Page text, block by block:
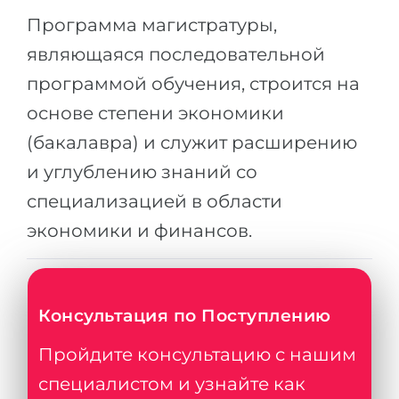
Примеры вакансий
КАРЬЕРНОЕ ОРИЕНТИРОВАНИЕ
Тест Голланда
Тест Карта Интересов
Успех
100%
ПОСТУПАЕМ НА...
Медицина
Инженерия
Менеджмент
Другая специальность
ПОСТУПАЕМ ИЗ...
Россия
Казахстан
Азербайджан
Армения
Программа магистратуры,
являющаяся последовательной
программой обучения, строится на
основе степени экономики
(бакалавра) и служит расширению
и углублению знаний со
специализацией в области
экономики и финансов.
Консультация по Поступлению
Пройдите консультацию с нашим
специалистом и узнайте как